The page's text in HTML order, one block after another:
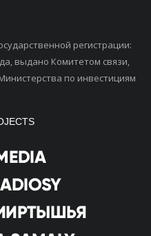
регистрации:
выдано Комитетом связи,
по инвестициям